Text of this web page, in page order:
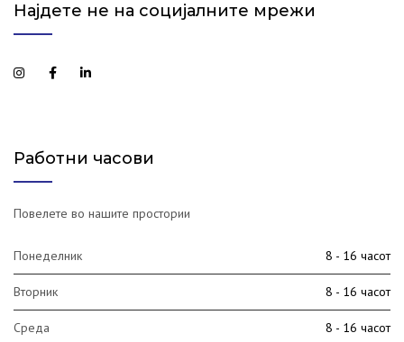
Најдете не на социјалните мрежи
Работни часови
Повелете во нашите простории
Понеделник 8 - 16 часот
Вторник 8 - 16 часот
Среда 8 - 16 часот